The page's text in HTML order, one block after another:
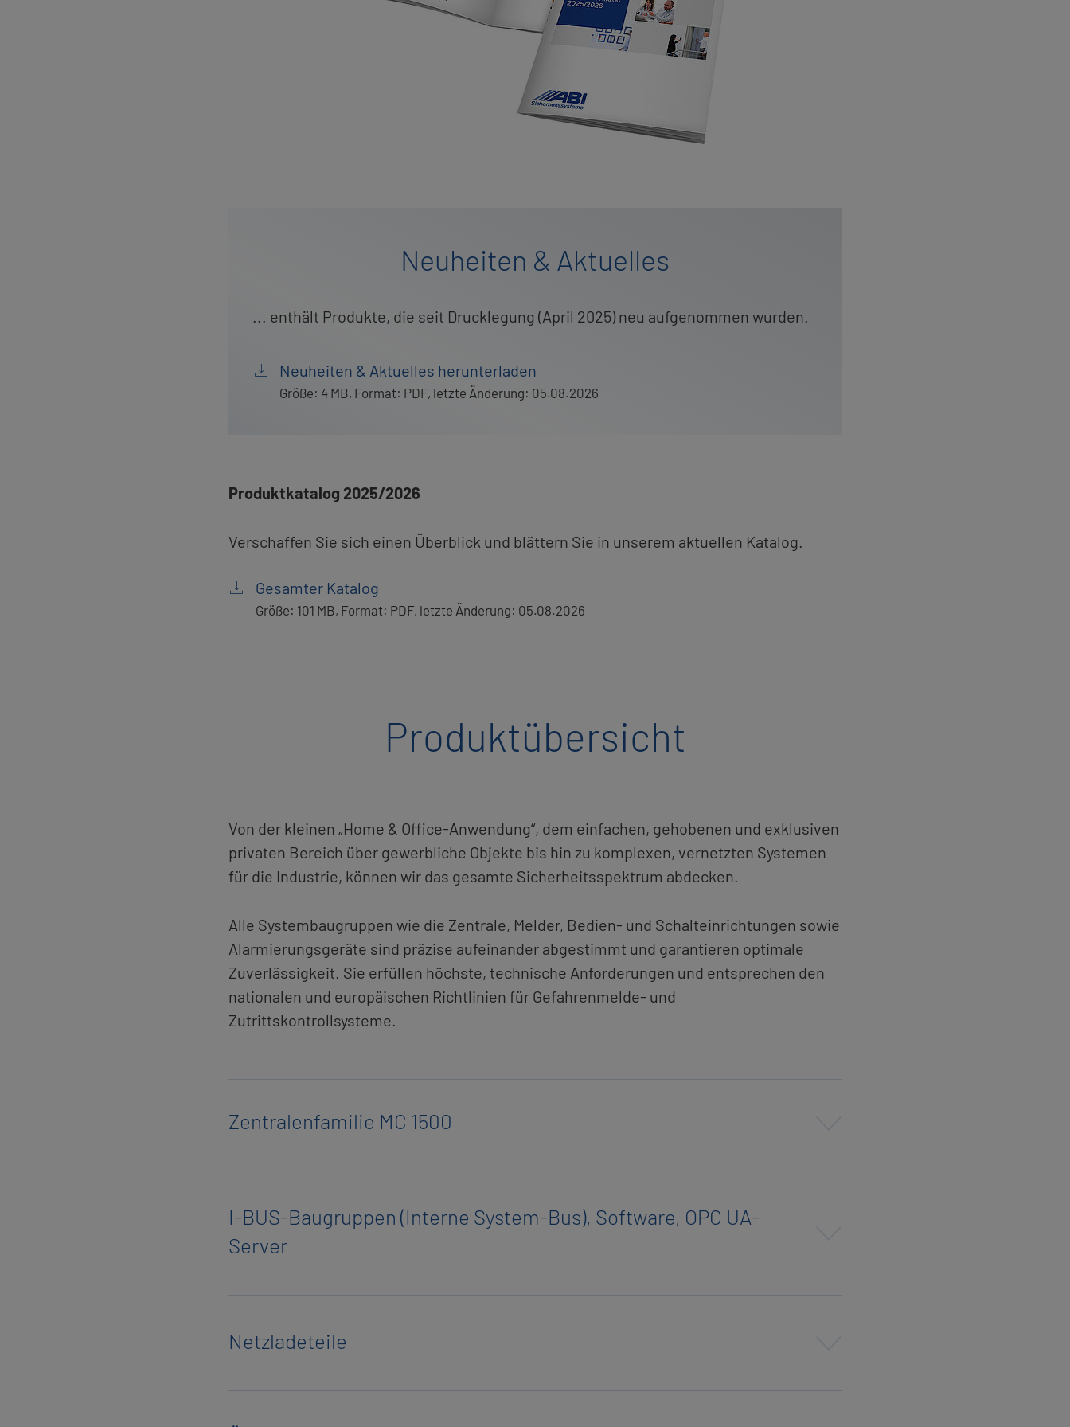
Neu­hei­ten & Ak­tu­el­les
... ent­hält Pro­duk­te, die seit Druck­le­gung (April 2025) neu auf­ge­nom­men wur­den.
Neu­hei­ten & Ak­tu­el­les her­un­ter­la­den
Größe: 4 MB, For­mat: PDF, letz­te Än­de­rung: 05.08.2026
Pro­dukt­ka­ta­log 2025/2026
Ver­schaf­fen Sie sich einen Über­blick und blät­tern Sie in un­se­rem ak­tu­el­len Ka­ta­log.
Ge­sam­ter Ka­ta­log
Größe: 101 MB, For­mat: PDF, letz­te Än­de­rung: 05.08.2026
Pro­dukt­über­sicht
Von der klei­nen „Home & Of­fice-An­wen­dung“, dem ein­fa­chen, ge­ho­be­nen und ex­klu­si­ven
pri­va­ten Be­reich über ge­werb­li­che Ob­jek­te bis hin zu kom­ple­xen, ver­netz­ten Sys­te­men
für die In­dus­trie, kön­nen wir das ge­sam­te Si­cher­heits­spek­trum ab­de­cken.
Alle Sys­tem­bau­grup­pen wie die Zen­tra­le, Mel­der, Be­dien- und Schalt­ein­rich­tun­gen sowie
Alar­mie­rungs­ge­rä­te sind prä­zi­se auf­ein­an­der ab­ge­stimmt und ga­ran­tie­ren op­ti­ma­le
Zu­ver­läs­sig­keit. Sie er­fül­len höchs­te, tech­ni­sche An­for­de­run­gen und ent­spre­chen den
na­tio­na­len und eu­ro­päi­schen Richt­li­ni­en für Ge­fah­ren­mel­de- und
Zu­tritts­kon­troll­sys­te­me.
Zen­tra­len­fa­mi­lie MC 1500
I-BUS-Bau­grup­pen (In­ter­ne Sys­tem-Bus), Soft­ware, OPC UA-
Ser­ver
Netz­la­de­tei­le